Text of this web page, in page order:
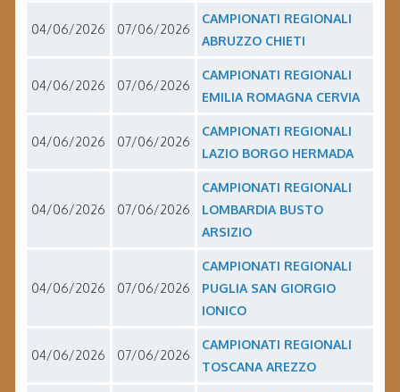
04/06/2026 07/06/2026
CAMPIONATI REGIONALI
ABRUZZO CHIETI
04/06/2026 07/06/2026
CAMPIONATI REGIONALI
EMILIA ROMAGNA CERVIA
04/06/2026 07/06/2026
CAMPIONATI REGIONALI
LAZIO BORGO HERMADA
04/06/2026 07/06/2026
CAMPIONATI REGIONALI
LOMBARDIA BUSTO
ARSIZIO
04/06/2026 07/06/2026
CAMPIONATI REGIONALI
PUGLIA SAN GIORGIO
IONICO
04/06/2026 07/06/2026
CAMPIONATI REGIONALI
TOSCANA AREZZO